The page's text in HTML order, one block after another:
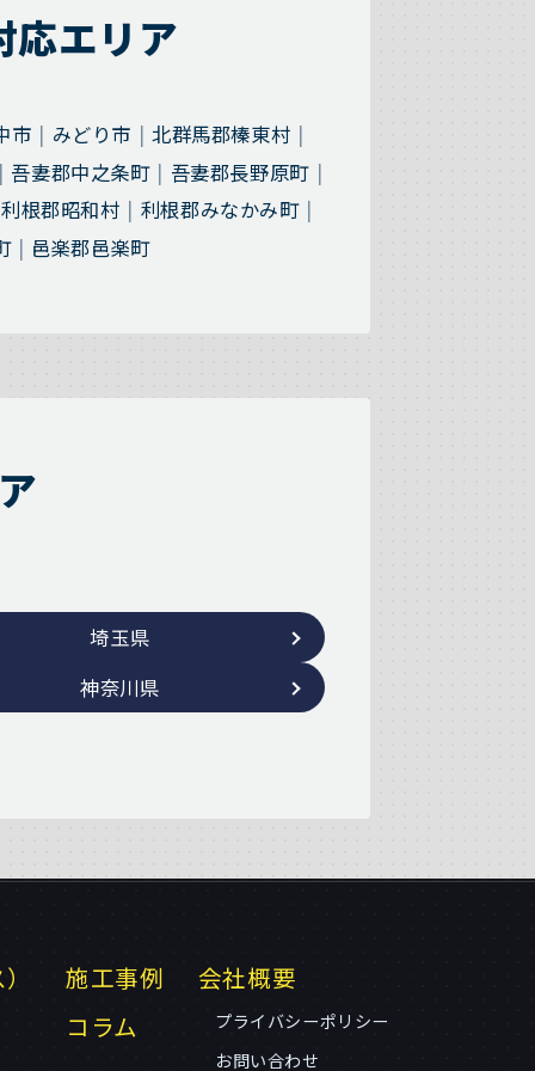
応エリア
市 みどり市
北群馬郡榛東村
吾妻郡中之条町
吾妻郡長野原町
利根郡昭和村
利根郡みなかみ町
邑楽郡邑楽町
埼玉県
神奈川県
施工事例
コラム
会社概要
プライバシーポリシー
お問い合わせ